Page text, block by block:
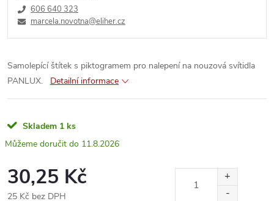
606 640 323
marcela.novotna@eliher.cz
Samolepící štítek s piktogramem pro nalepení na nouzová svítidla
PANLUX. Detailní informace
Skladem 1 ks
11.8.2026
30,25 Kč
25 Kč bez DPH